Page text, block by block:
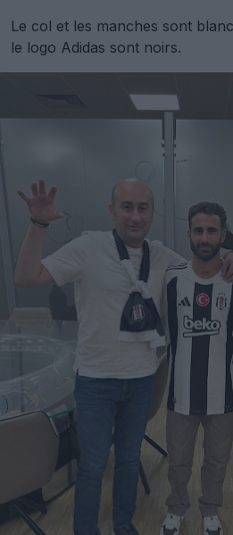
Le col et les manches sont
le logo Adidas sont noirs.